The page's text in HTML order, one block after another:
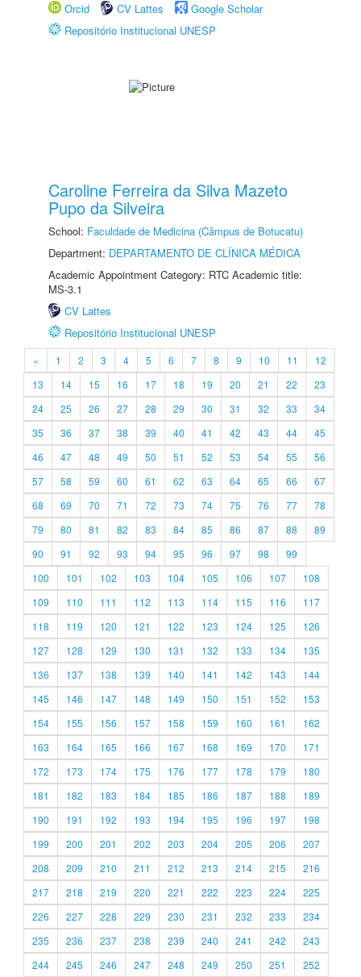
Orcid
CV Lattes
Google Scholar
Repositório Institucional UNESP
Caroline Ferreira da Silva Mazeto
Pupo da Silveira
School: Faculdade de Medicina (Câmpus de Botucatu)
Department: DEPARTAMENTO DE CLÍNICA MÉDICA
Academic Appointment Category: RTC Academic title:
MS-3.1
CV Lattes
Repositório Institucional UNESP
« 1 2 3 4 5 6 7 8 9 10 11
12
13
14 15 16 17 18 19 20 21 22
23
24
25 26 27 28 29 30 31 32 33
34
35
36 37 38 39 40 41 42 43 44
45
46
47 48 49 50 51 52 53 54 55
56
57
58 59 60 61 62 63 64 65 66
67
68
69 70 71 72 73 74 75 76 77
78
79
80 81 82 83 84 85 86 87 88
89
90
91 92 93 94 95 96 97 98
99
100
101 102 103 104 105 106 107
108
109
110 111 112 113 114 115 116
117
118
119 120 121 122 123 124 125
126
127
128 129 130 131 132 133 134
135
136
137 138 139 140 141 142 143
144
145
146 147 148 149 150 151 152
153
154
155 156 157 158 159 160 161
162
163
164 165 166 167 168 169 170
171
172
173 174 175 176 177 178 179
180
181
182 183 184 185 186 187 188
189
190
191 192 193 194 195 196 197
198
199
200 201 202 203 204 205 206
207
208
209 210 211 212 213 214 215
216
217
218 219 220 221 222 223 224
225
226
227 228 229 230 231 232 233
234
235
236 237 238 239 240 241 242
243
244
245 246 247 248 249 250 251 252